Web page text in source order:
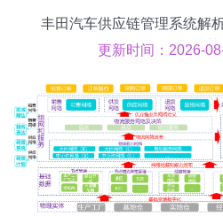
丰田汽车供应链管理系统解
的典范
更新时间：2026-